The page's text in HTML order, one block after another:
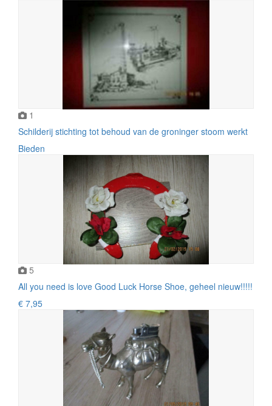
1
Schilderij stichting tot behoud van de groninger stoom werkt
Bieden
5
All you need is love Good Luck Horse Shoe, geheel nieuw!!!!!
€ 7,95